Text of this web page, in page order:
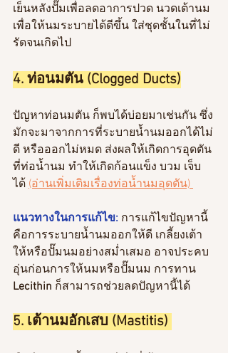
เย็นหลังปั๊มเพื่อลดอาการปวด นวดเต้านม
เพื่อให้นมระบายได้ดีขึ้น ใส่ชุดชั้นในที่ไม่
รัดจนเกิดไป
4. ท่อนมตัน (Clogged Ducts)
ปัญหาท่อนมตัน ก็พบได้บ่อยมาเช่นกัน ซึ่ง
มักจะมาจากการที่ระบายน้ำนมออกได้ไม่
ดี หรือออกไม่หมด ส่งผลให้เกิดการอุดตัน
ที่ท่อน้ำนม ทำให้เกิดก้อนแข็ง บวม เจ็บ
ได้ (อ่านเพิ่มเติมเรื่องท่อน้ำนมอุดตัน)
แนวทางในการแก้ไข: การแก้ไขปัญหานี้
คือการระบายน้ำนมออกให้ดี เกลี้ยงเต้า
ให้หรือปั๊มนมอย่างสม่ำเสมอ อาจประคบ
อุ่นก่อนการให้นมหรือปั๊มนม การทาน
Lecithin ก็สามารถช่วยลดปัญหานี้ได้
5. เต้านมอักเสบ (Mastitis)